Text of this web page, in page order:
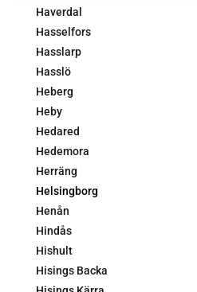
Haverdal
Hasselfors
Hasslarp
Hasslö
Heberg
Heby
Hedared
Hedemora
Herräng
Helsingborg
Henån
Hindås
Hishult
Hisings Backa